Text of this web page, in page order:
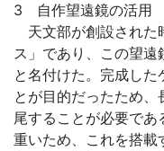
3 自作望遠鏡の活用
天文部が創設された
ス」であり、この望遠
と名付けた。完成し
とが目的だったため
尾することが必要で
重いため、これを搭載